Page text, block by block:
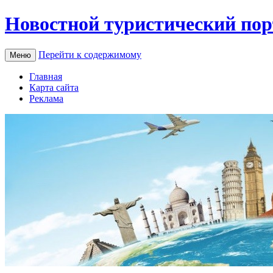
Новостной туристический
Меню Перейти к содержимому
Главная
Карта сайта
Реклама